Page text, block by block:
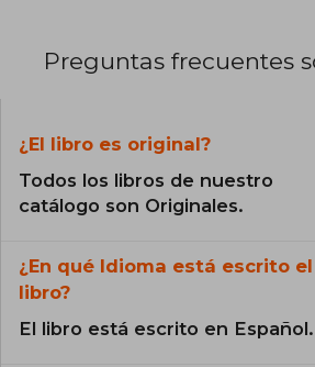
Preguntas frecuentes
¿El libro es original?
Todos los libros de nuestro
catálogo son Originales.
¿En qué Idioma está escrito el
libro?
El libro está escrito en Español.